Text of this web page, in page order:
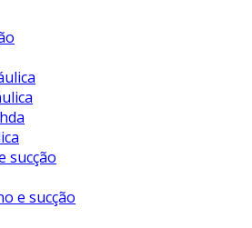
sucção
e sucção